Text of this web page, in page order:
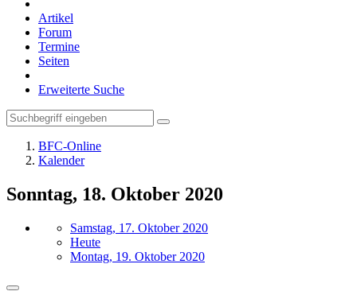
Artikel
Forum
Termine
Seiten
Erweiterte Suche
BFC-Online
Kalender
Sonntag, 18. Oktober 2020
Samstag, 17. Oktober 2020
Heute
Montag, 19. Oktober 2020